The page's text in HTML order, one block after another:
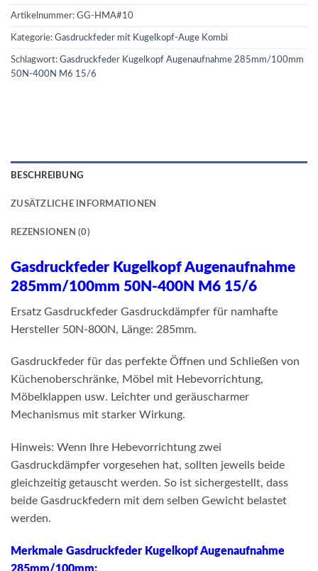
Artikelnummer: GG-HMA#10
Kategorie: Gasdruckfeder mit Kugelkopf-Auge Kombi
Schlagwort: Gasdruckfeder Kugelkopf Augenaufnahme 285mm/100mm
50N-400N M6 15/6
BESCHREIBUNG
ZUSÄTZLICHE INFORMATIONEN
REZENSIONEN (0)
Gasdruckfeder Kugelkopf Augenaufnahme
285mm/100mm 50N-400N M6 15/6
Ersatz Gasdruckfeder Gasdruckdämpfer für namhafte
Hersteller 50N-800N, Länge: 285mm.
Gasdruckfeder für das perfekte Öffnen und Schließen von
Küchenoberschränke, Möbel mit Hebevorrichtung,
Möbelklappen usw. Leichter und geräuscharmer
Mechanismus mit starker Wirkung.
Hinweis: Wenn Ihre Hebevorrichtung zwei
Gasdruckdämpfer vorgesehen hat, sollten jeweils beide
gleichzeitig getauscht werden. So ist sichergestellt, dass
beide Gasdruckfedern mit dem selben Gewicht belastet
werden.
Merkmale Gasdruckfeder Kugelkopf Augenaufnahme